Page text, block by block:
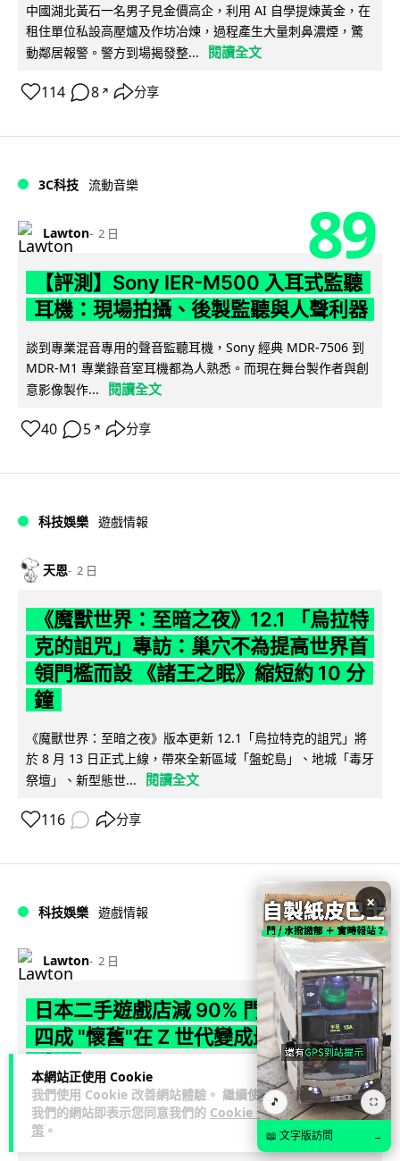
本網站正使用 Cookie
我們使用 Cookie 改善網站體驗。 繼續使用
我們的網站即表示您同意我們的 Cookie 政
策 。
中國湖北黃石一名男子見金價高企，利用 AI 自學提煉黃金，在
租住單位私設高壓爐及作坊冶煉，過程產生大量刺鼻濃煙，驚
動鄰居報警。警方到場揭發整...
閱讀全文
114 8 ↗ 分享
3C科技 流動音樂
Lawton 2 日 89
【評測】Sony IER-M500 入耳式監聽
耳機：現場拍攝、後製監聽與人聲利器
談到專業混音專用的聲音監聽耳機，Sony 經典 MDR-7506 到
MDR-M1 專業錄音室耳機都為人熟悉。而現在舞台製作者與創
意影像製作...
閱讀全文
40 5 ↗ 分享
科技娛樂 遊戲情報
天恩 2 日
《魔獸世界：至暗之夜》12.1 「烏拉特
克的詛咒」專訪：巢穴不為提高世界首
領門檻而設 《諸王之眠》縮短約 10 分
鐘
《魔獸世界：至暗之夜》版本更新 12.1「烏拉特克的詛咒」將
於 8 月 13 日正式上線，帶來全新區域「盤蛇島」、地城「毒牙
祭壇」、新型態世...
閱讀全文
116 分享
科技娛樂 遊戲情報
Lawton 2 日
日本二手遊戲店減 90% 門市 業績反增
四成 "懷舊"在 Z 世代變成最潮「新鮮
日本零售巨頭 GEO 將懷舊遊戲銷售門市從 1,000 間大幅減至
99 間，但銷售額卻不降反升至過往的 1.4 倍。做到「減店增
×
🎵 ⛶
📖 文字版訪問 →